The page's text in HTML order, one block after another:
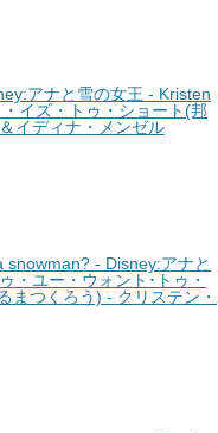
アナと雪の女王 - Kristen
イズ・トゥ・ショート(邦
イディナ・メンゼル
snowman? - Disney:アナと
・ユー・ウォント･トゥ・
まつくろう) - クリステン・